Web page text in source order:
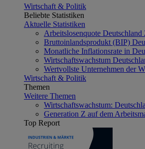
Wirtschaft & Politik
Beliebte Statistiken
Aktuelle Statistiken
Arbeitslosenquote Deutschland
Bruttoinlandsprodukt (BIP)
Monatliche Inflationsrate in
Wirtschaftswachstum
Wertvollste Unternehmen der
Wirtschaft & Politik
Themen
Weitere Themen
Wirtschaftswachstum:
Generation Z auf dem
Top Report